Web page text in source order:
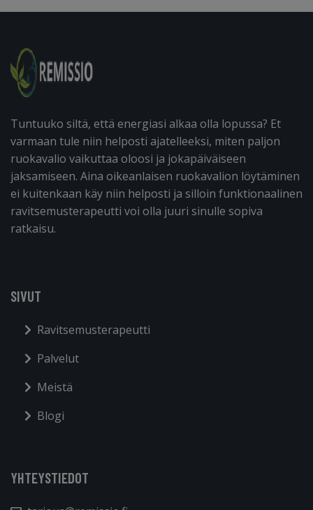
Tuntuuko siltä, että energiasi alkaa olla lopussa? Et
varmaan tule niin helposti ajatelleeksi, miten paljon
ruokavalio vaikuttaa oloosi ja jokapäiväiseen
jaksamiseen. Aina oikeanlaisen ruokavalion löytäminen
ei kuitenkaan käy niin helposti ja silloin funktionaalinen
ravitsemusterapeutti voi olla juuri sinulle sopiva
ratkaisu.
SIVUT
Ravitsemusterapeutti
Palvelut
Meistä
Blogi
YHTEYSTIEDOT